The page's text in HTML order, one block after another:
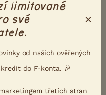
limitované
své
×
od našich ověřených
do F-konta. 🎉
třetích stran